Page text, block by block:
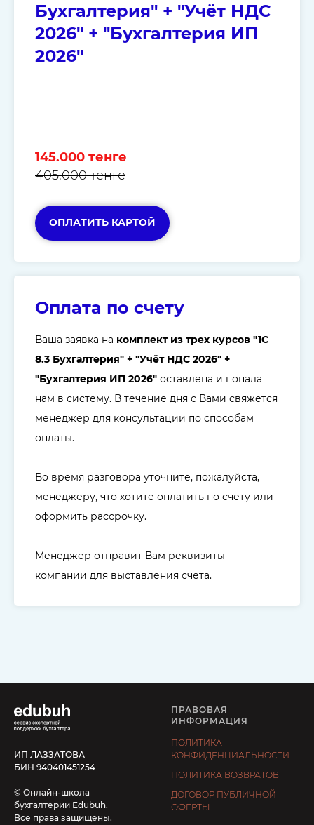
Бухгалтерия" + "Учёт НДС
2026" + "Бухгалтерия ИП
2026"
145.000 тенге
405.000 тенге
ОПЛАТИТЬ КАРТОЙ
Оплата по счету
Ваша заявка на комплект из трех курсов "1C
8.3 Бухгалтерия" + "Учёт НДС 2026" +
"Бухгалтерия ИП 2026" оставлена и попала
нам в систему. В течение дня с Вами свяжется
менеджер для консультации по способам
оплаты.
Во время разговора уточните, пожалуйста,
менеджеру, что хотите оплатить по счету или
оформить рассрочку.
Менеджер отправит Вам реквизиты
компании для выставления счета.
ИП ЛАЗЗАТОВА
БИН 940401451254
© Онлайн-школа
бухгалтерии Edubuh.
Все права защищены.
ПРАВОВАЯ
ИНФОРМАЦИЯ
ПОЛИТИКА
КОНФИДЕНЦИАЛЬНОСТИ
ПОЛИТИКА ВОЗВРАТОВ
ДОГОВОР ПУБЛИЧНОЙ
ОФЕРТЫ